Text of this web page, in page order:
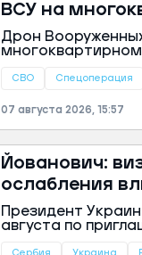
ВСУ на
Дрон
«Максе».
СВО Спецоперация
07 августа 2026, 15:57
Йованович:
ослабления
Президент
августа по
Сербия Украина